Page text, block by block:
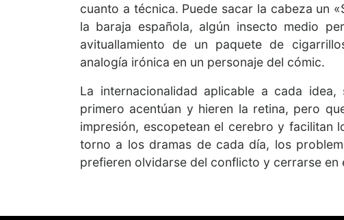
cuanto a técnica. Puede sacar la cabeza un
la baraja española, algún insecto medio
avituallamiento de un paquete de
analogía irónica en un personaje del cómic.
La internacionalidad aplicable a cada
primero acentúan y hieren la retina, pero
impresión, escopetean el cerebro y facilitan
torno a los dramas de cada día, los
prefieren olvidarse del conflicto y cerrarse en